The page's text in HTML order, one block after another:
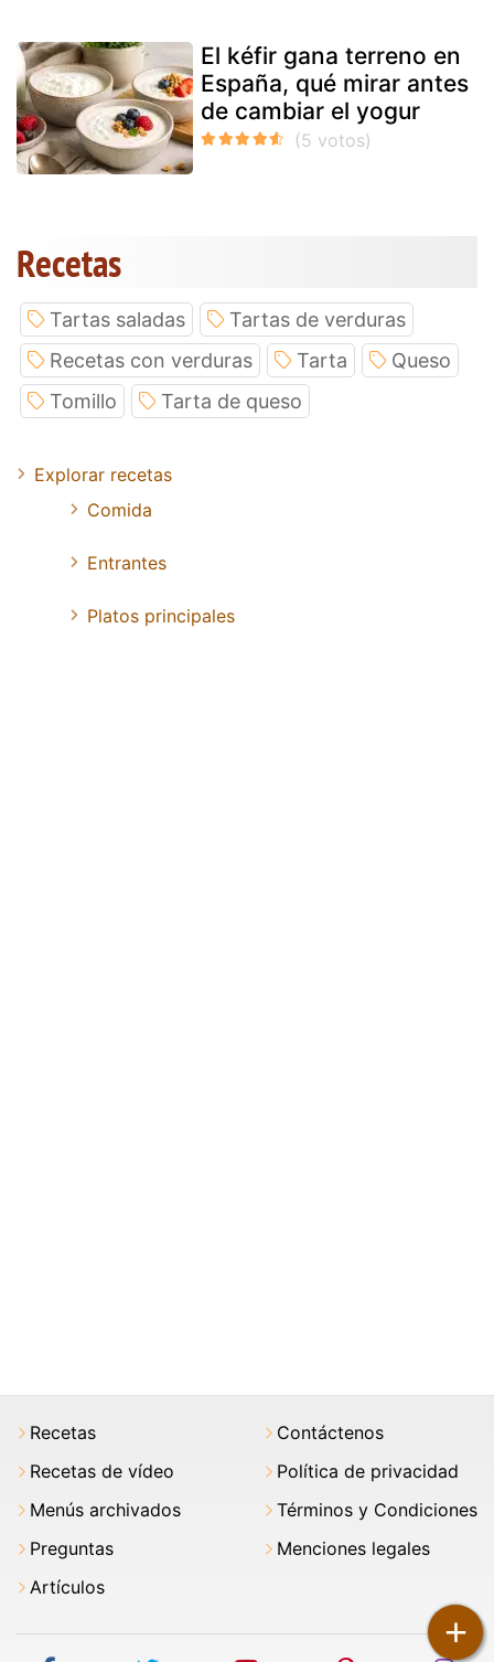
+
El kéfir gana terreno en
España, qué mirar antes
de cambiar el yogur
Recetas
Tartas saladas
Tartas de verduras
Recetas con verduras
Tarta
Queso
Tomillo
Tarta de queso
Explorar recetas
Comida
Entrantes
Platos principales
Recetas
Recetas de vídeo
Menús archivados
Preguntas
Artículos
Contáctenos
Política de privacidad
Términos y Condiciones
Menciones legales